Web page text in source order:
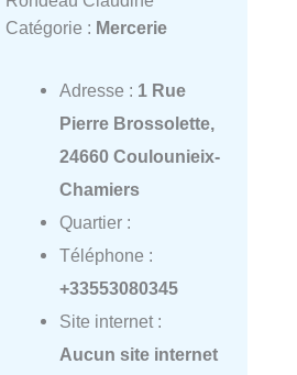
Catégorie : Mercerie
Adresse : 1 Rue
Pierre Brossolette,
24660 Coulounieix-
Chamiers
Quartier :
Téléphone :
+33553080345
Site internet :
Aucun site internet